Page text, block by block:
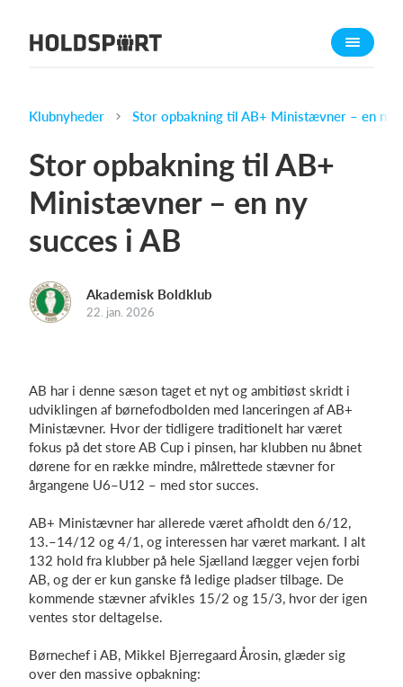
Om Holdsport
Presseomtale
Funktioner
Kalender
Hjemmeside
Webshop
Hvad koster det?
Log på
Klubnyheder Stor opbakning til AB+ Ministævner – en ny
Stor opbakning til AB+
Ministævner – en ny
succes i AB
Akademisk Boldklub
22. jan. 2026
AB har i denne sæson taget et nyt og ambitiøst skridt i
udviklingen af børnefodbolden med lanceringen af AB+
Ministævner. Hvor der tidligere traditionelt har været
fokus på det store AB Cup i pinsen, har klubben nu åbnet
dørene for en række mindre, målrettede stævner for
årgangene U6–U12 – med stor succes.
AB+ Ministævner har allerede været afholdt den 6/12,
13.–14/12 og 4/1, og interessen har været markant. I alt
132 hold fra klubber på hele Sjælland lægger vejen forbi
AB, og der er kun ganske få ledige pladser tilbage. De
kommende stævner afvikles 15/2 og 15/3, hvor der igen
ventes stor deltagelse.
Børnechef i AB, Mikkel Bjerregaard Årosin, glæder sig
over den massive opbakning: